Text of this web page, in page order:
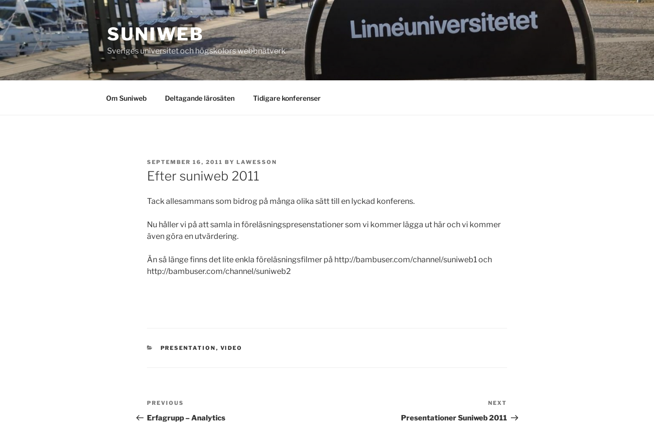
Skip
to
content
SUNIWEB
Sveriges universitet och högskolors webbnätverk
Om Suniweb Deltagande lärosäten Tidigare konferenser
POSTED
ON
SEPTEMBER 16, 2011 BY LAWESSON
Efter suniweb 2011
Tack allesammans som bidrog på många olika sätt till en lyckad konferens.
Nu håller vi på att samla in föreläsningspresenstationer som vi kommer lägga ut här och vi kommer
även göra en utvärdering.
Än så länge finns det lite enkla föreläsningsfilmer på http://bambuser.com/channel/suniweb1 och
http://bambuser.com/channel/suniweb2
CATEGORIES
PRESENTATION , VIDEO
Post
navigation
Previous
Post
PREVIOUS
Erfagrupp – Analytics
Post
NEXT
Presentationer Suniweb 2011